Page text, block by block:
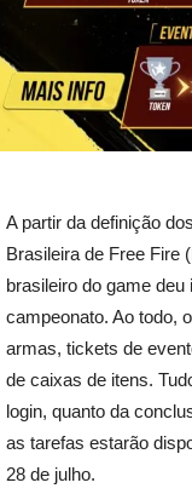
A partir da definição
Brasileira de Free Fire
brasileiro do game
campeonato. Ao todo,
armas, tickets de
de caixas de itens.
login, quanto da
as tarefas estarão
28 de julho.